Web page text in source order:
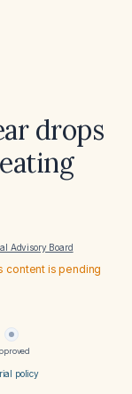
drops
Advisory Board
content is pending
policy